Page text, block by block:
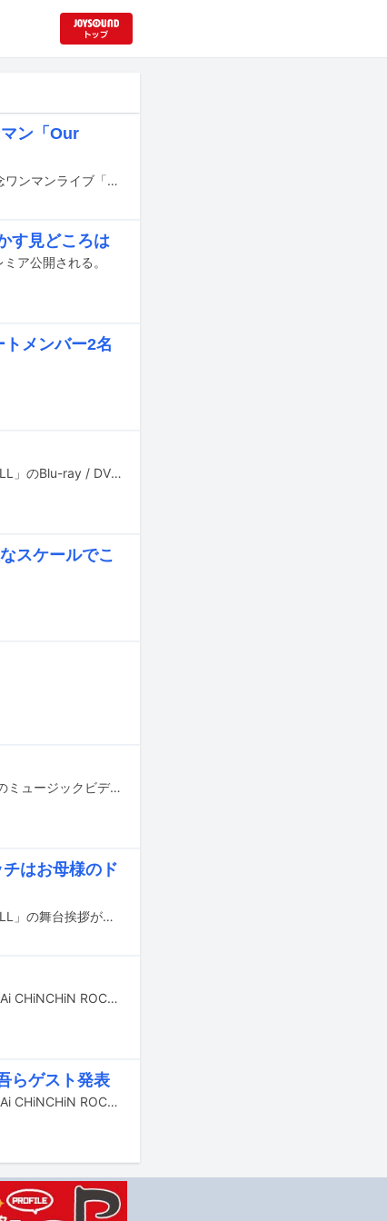
ン「Our
ExWHYZが昨日8月2日に東京・LINE CUBE SHIBUYA（渋谷公会堂）で結成3周年記念ワンマンライブ「Our Step→Future」を開催。チケットは即完売となり、会場には約2000人のマスター（ExWHYZファンの呼称）が集結した。
す見どころは
ア公開される。
メンバー2名
BiSH初の主演オムニバス映画「BiSH presents PCR is PAiPAi CHiNCHiN ROCK'N'ROLL」のBlu-ray / DVDが4月26日に発売される。
スケールでこ
葉月（lynch.）のソロプロジェクト・HAZUKIの楽曲「七夕乃雷-Shichiseki no rai-」のミュージックビデオがYouTubeで公開された。
はお母様のド
BiSH初の主演オムニバス映画「BiSH presents PCR is PAiPAi CHiNCHiN ROCK'N'ROLL」の舞台挨拶が、映画公開初日にあたる本日6月10日に東京・新宿ピカデリーで行われた。
6月10日に全国公開されるBiSH初の主演オムニバス映画「BiSH presents PCR is PAiPAi CHiNCHiN ROCK'N'ROLL」の舞台挨拶が、6月10日と11日に6劇場で合計10回行われることが発表された。
らゲスト発表
6月10日に全国公開されるBiSH初の主演オムニバス映画「BiSH presents PCR is PAiPAi CHiNCHiN ROCK'N'ROLL」の本予告映像がYouTubeで公開された。